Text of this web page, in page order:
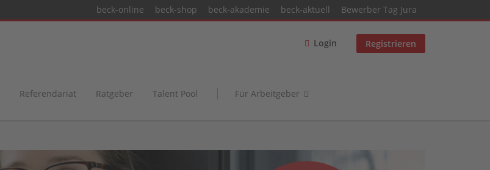
beck-online beck-shop beck-akademie beck-aktuell Bewerber Tag Jura
Login Registrieren
Referendariat Ratgeber Talent Pool Für Arbeitgeber